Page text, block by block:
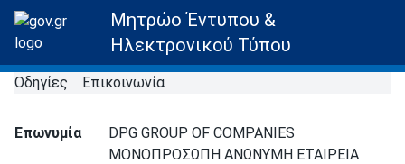
Μητρώο Έντυπου &
Ηλεκτρονικού Τύπου
Οδηγίες Επικοινωνία
Επωνυμία
DPG GROUP OF COMPANIES
ΜΟΝΟΠΡΟΣΩΠΗ ΑΝΩΝΥΜΗ ΕΤΑΙΡΕΙΑ